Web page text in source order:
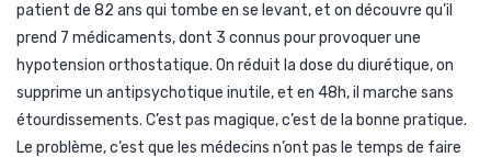
patient de 82 ans qui tombe en se levant, et on découvre qu’il
prend 7 médicaments, dont 3 connus pour provoquer une
hypotension orthostatique. On réduit la dose du diurétique, on
supprime un antipsychotique inutile, et en 48h, il marche sans
étourdissements. C’est pas magique, c’est de la bonne pratique.
Le problème, c’est que les médecins n’ont pas le temps de faire